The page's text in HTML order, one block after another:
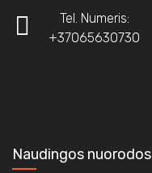
Tel. Numeris:
+37065630730
Naudingos nuorodos